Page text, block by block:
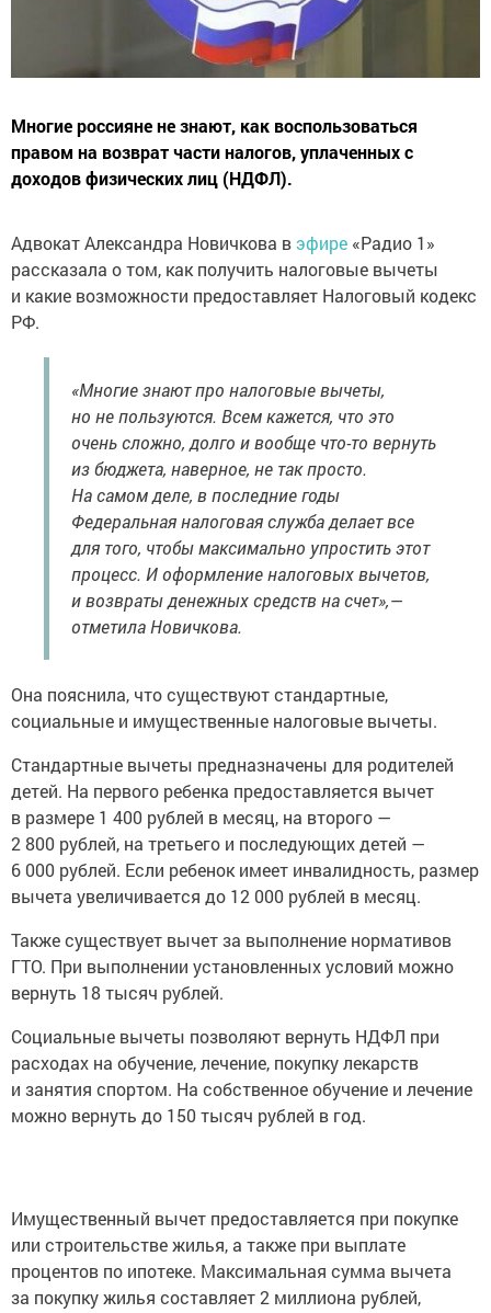
Многие россияне не знают, как воспользоваться
правом на возврат части налогов, уплаченных с
доходов физических лиц (НДФЛ).
Адвокат Александра Новичкова в эфире «Радио 1»
рассказала о том, как получить налоговые вычеты
и какие возможности предоставляет Налоговый кодекс
РФ.
«Многие знают про налоговые вычеты,
но не пользуются. Всем кажется, что это
очень сложно, долго и вообще что-то вернуть
из бюджета, наверное, не так просто.
На самом деле, в последние годы
Федеральная налоговая служба делает все
для того, чтобы максимально упростить этот
процесс. И оформление налоговых вычетов,
и возвраты денежных средств на счет»,—
отметила Новичкова.
Она пояснила, что существуют стандартные,
социальные и имущественные налоговые вычеты.
Стандартные вычеты предназначены для родителей
детей. На первого ребенка предоставляется вычет
в размере 1 400 рублей в месяц, на второго —
2 800 рублей, на третьего и последующих детей —
6 000 рублей. Если ребенок имеет инвалидность, размер
вычета увеличивается до 12 000 рублей в месяц.
Также существует вычет за выполнение нормативов
ГТО. При выполнении установленных условий можно
вернуть 18 тысяч рублей.
Социальные вычеты позволяют вернуть НДФЛ при
расходах на обучение, лечение, покупку лекарств
и занятия спортом. На собственное обучение и лечение
можно вернуть до 150 тысяч рублей в год.
Имущественный вычет предоставляется при покупке
или строительстве жилья, а также при выплате
процентов по ипотеке. Максимальная сумма вычета
за покупку жилья составляет 2 миллиона рублей,